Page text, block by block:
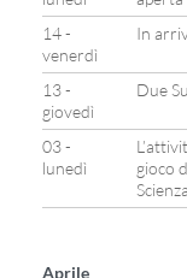
14 -
venerdì
In
13 -
giovedì
Due
03 -
lunedì
gioco
Aprile